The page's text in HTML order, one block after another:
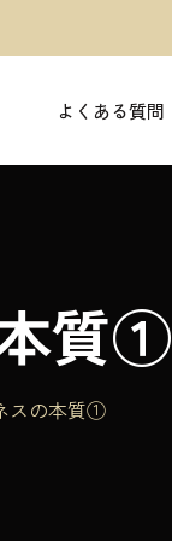
よくある質問
質①
スの本質①